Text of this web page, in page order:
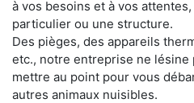
à vos besoins et à vos
particulier ou une structure.
Des pièges, des appareils
etc., notre entreprise ne lésine
mettre au point pour vous
autres animaux nuisibles.